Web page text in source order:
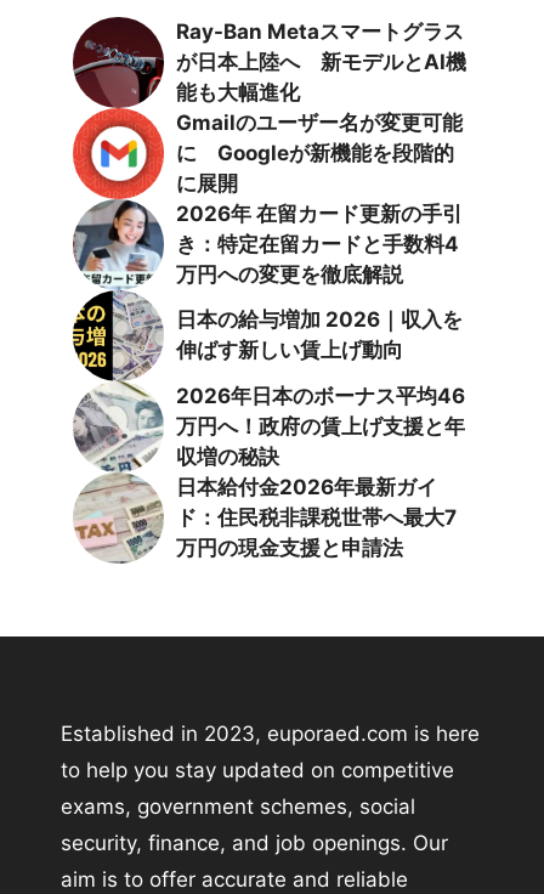
Ray-Ban Metaスマートグラス
が日本上陸へ 新モデルとAI機
能も大幅進化
Gmailのユーザー名が変更可能
に Googleが新機能を段階的
に展開
2026年 在留カード更新の手引
き：特定在留カードと手数料4
万円への変更を徹底解説
日本の給与増加 2026｜収入を
伸ばす新しい賃上げ動向
2026年日本のボーナス平均46
万円へ！政府の賃上げ支援と年
収増の秘訣
日本給付金2026年最新ガイ
ド：住民税非課税世帯へ最大7
万円の現金支援と申請法
Established in 2023, euporaed.com is here
to help you stay updated on competitive
exams, government schemes, social
security, finance, and job openings. Our
aim is to offer accurate and reliable